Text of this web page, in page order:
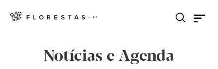
Notícias e Agenda